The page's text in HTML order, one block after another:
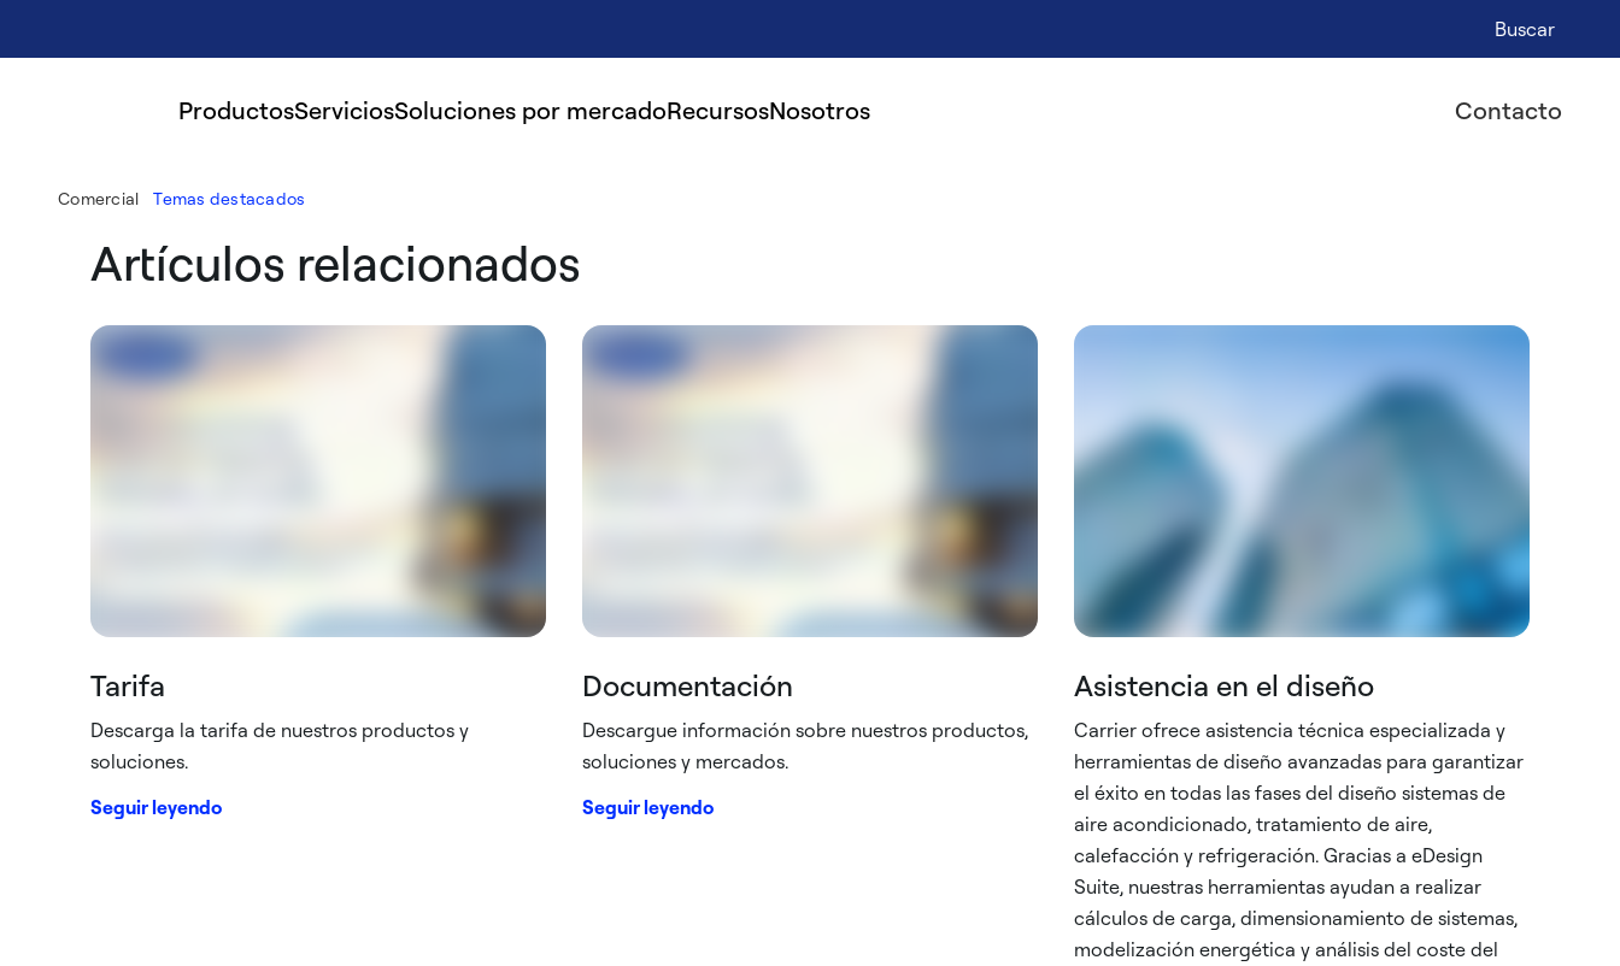
Buscar
ProductosServiciosSoluciones por mercadoRecursosNosotros Contacto
Comercial Temas destacados
Artículos relacionados
Tarifa
Descarga la tarifa de nuestros productos y
soluciones.
Seguir leyendo
Documentación
Descargue información sobre nuestros productos,
soluciones y mercados.
Seguir leyendo
Asistencia en el diseño
Carrier ofrece asistencia técnica especializada y
herramientas de diseño avanzadas para garantizar
el éxito en todas las fases del diseño sistemas de
aire acondicionado, tratamiento de aire,
calefacción y refrigeración. Gracias a eDesign
Suite, nuestras herramientas ayudan a realizar
cálculos de carga, dimensionamiento de sistemas,
modelización energética y análisis del coste del